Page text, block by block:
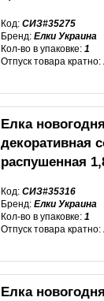
Код: СИЗ#35275
Бренд: Елки Украина
Кол-во в упаковке: 1
Отпуск товара кратно:
Елка
декоративная
распушенная
Код: СИЗ#35316
Бренд: Елки Украина
Кол-во в упаковке: 1
Отпуск товара кратно:
Елка